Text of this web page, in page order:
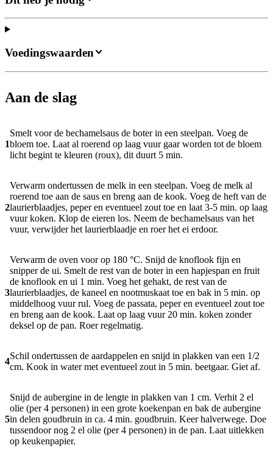
Aan de slag
1
Smelt voor de bechamelsaus de boter in een steelpan. Voeg de
bloem toe. Laat al roerend op laag vuur gaar worden tot de bloem
licht begint te kleuren (roux), dit duurt 5 min.
2
Verwarm ondertussen de melk in een steelpan. Voeg de melk al
roerend toe aan de saus en breng aan de kook. Voeg de heft van de
laurierblaadjes, peper en eventueel zout toe en laat 3-5 min. op laag
vuur koken. Klop de eieren los. Neem de bechamelsaus van het
vuur, verwijder het laurierblaadje en roer het ei erdoor.
3
Verwarm de oven voor op 180 °C. Snijd de knoflook fijn en
snipper de ui. Smelt de rest van de boter in een hapjespan en fruit
de knoflook en ui 1 min. Voeg het gehakt, de rest van de
laurierblaadjes, de kaneel en nootmuskaat toe en bak in 5 min. op
middelhoog vuur rul. Voeg de passata, peper en eventueel zout toe
en breng aan de kook. Laat op laag vuur 20 min. koken zonder
deksel op de pan. Roer regelmatig.
4
Schil ondertussen de aardappelen en snijd in plakken van een 1/2
cm. Kook in water met eventueel zout in 5 min. beetgaar. Giet af.
5
Snijd de aubergine in de lengte in plakken van 1 cm. Verhit 2 el
olie (per 4 personen) in een grote koekenpan en bak de aubergine
in delen goudbruin in ca. 4 min. goudbruin. Keer halverwege. Doe
tussendoor nog 2 el olie (per 4 personen) in de pan. Laat uitlekken
op keukenpapier.
Voedingswaarden